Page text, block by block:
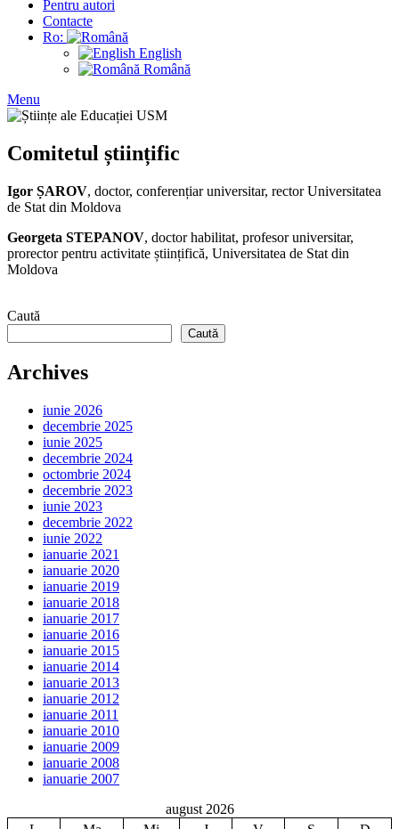
Pentru autori
Contacte
Ro:
English
Română
Menu
Comitetul științific
Igor ȘAROV, doctor, conferențiar universitar, rector Universitatea
de Stat din Moldova
Georgeta STEPANOV, doctor habilitat, profesor universitar,
prorector pentru activitate științifică, Universitatea de Stat din
Moldova
Caută
Caută
Archives
iunie 2026
decembrie 2025
iunie 2025
decembrie 2024
octombrie 2024
decembrie 2023
iunie 2023
decembrie 2022
iunie 2022
ianuarie 2021
ianuarie 2020
ianuarie 2019
ianuarie 2018
ianuarie 2017
ianuarie 2016
ianuarie 2015
ianuarie 2014
ianuarie 2013
ianuarie 2012
ianuarie 2011
ianuarie 2010
ianuarie 2009
ianuarie 2008
ianuarie 2007
august 2026